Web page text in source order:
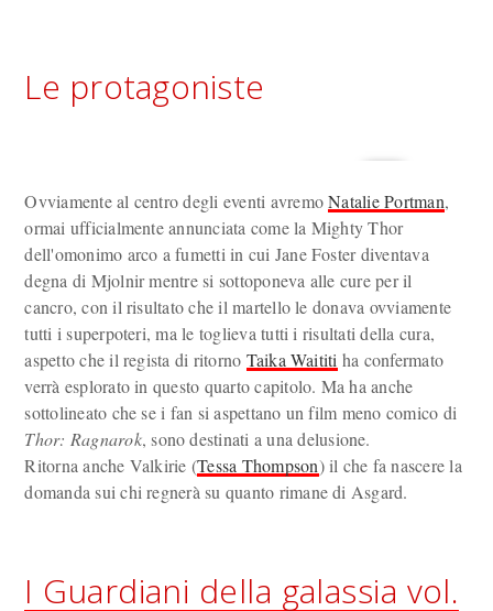
Le protagoniste
Ovviamente al centro degli eventi avremoNatalie Portman,
ormai ufficialmente annunciata come la Mighty Thor
dell'omonimo arco a fumetti in cui Jane Foster diventava
degna di Mjolnir mentre si sottoponeva alle cure per il
cancro, con il risultato che il martello le donava ovviamente
tutti i superpoteri, ma le toglieva tutti i risultati della cura,
aspetto che il regista di ritorno Taika Waititi ha confermato
verrà esplorato in questo quarto capitolo. Ma ha anche
sottolineato che se i fan si aspettano un film meno comico di
Thor: Ragnarok, sono destinati a una delusione.
Ritorna anche Valkirie (Tessa Thompson) il che fa nascere la
domanda sui chi regnerà su quanto rimane di Asgard.
I Guardiani della galassia vol.